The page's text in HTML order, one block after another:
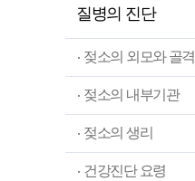
질병의 진단
젖소의 외모와 골격
젖소의 내부기관
젖소의 생리
건강진단 요령